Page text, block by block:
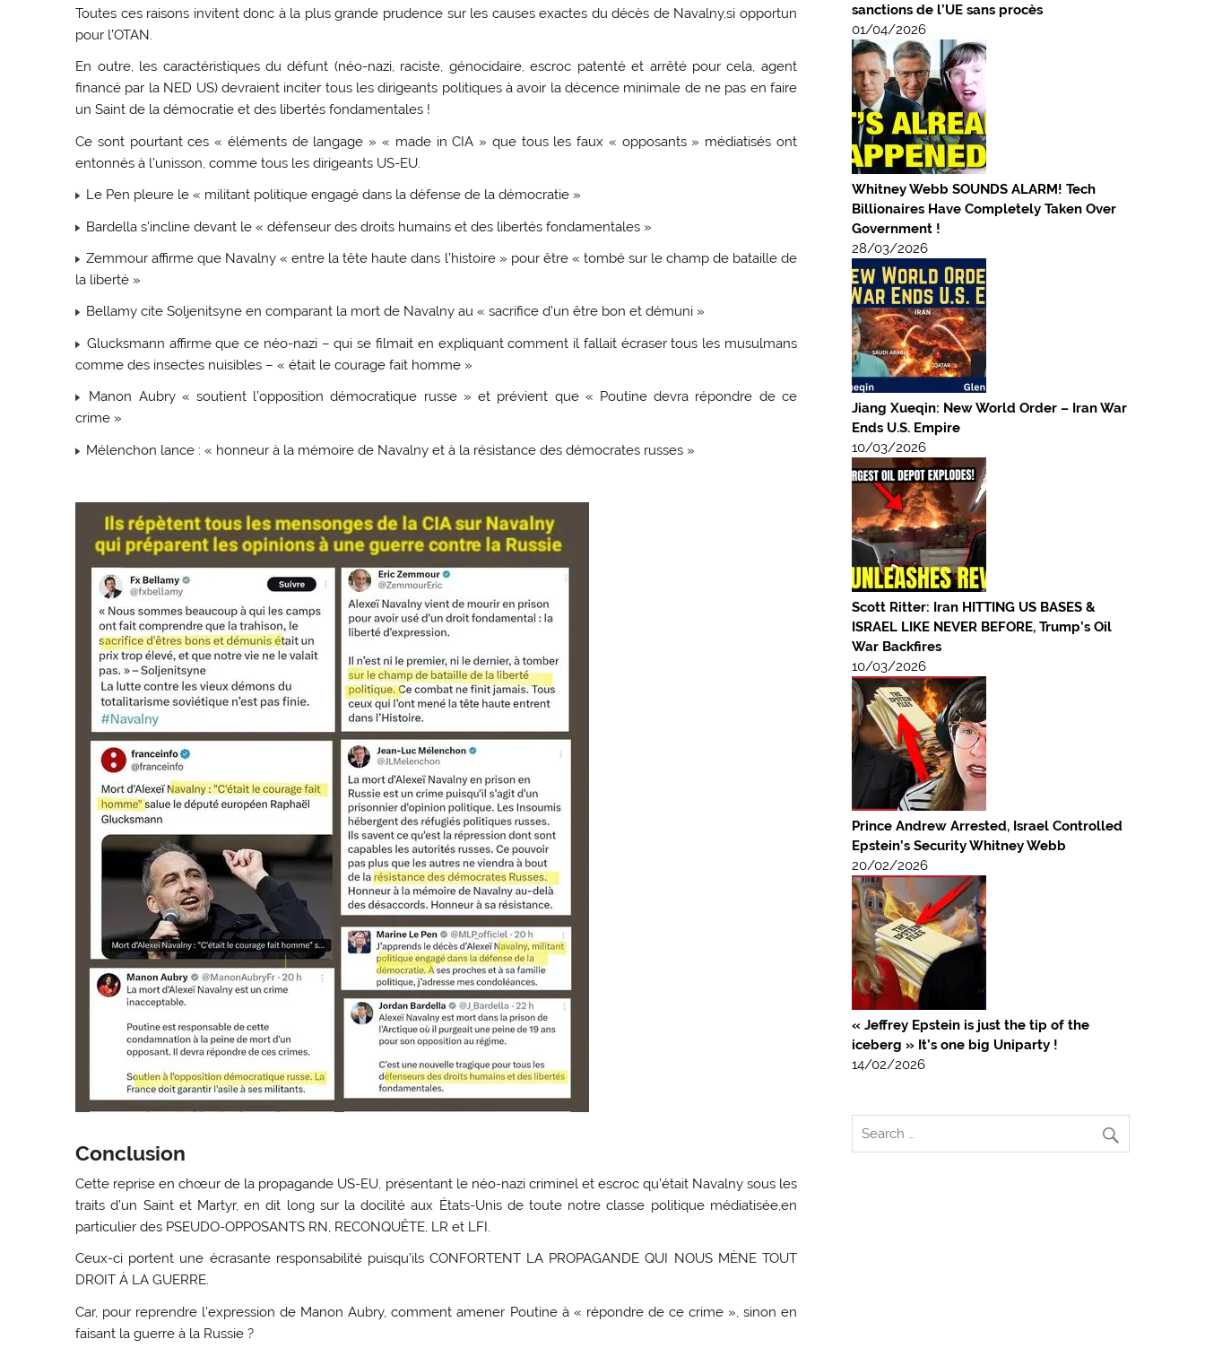
Toutes ces raisons invitent donc à la plus grande prudence sur les causes exactes du décès de Navalny,si opportun
pour l’OTAN.
En outre, les caractéristiques du défunt (néo-nazi, raciste, génocidaire, escroc patenté et arrêté pour cela, agent
financé par la NED US) devraient inciter tous les dirigeants politiques à avoir la décence minimale de ne pas en faire
un Saint de la démocratie et des libertés fondamentales !
Ce sont pourtant ces « éléments de langage » « made in CIA » que tous les faux « opposants » médiatisés ont
entonnés à l’unisson, comme tous les dirigeants US-EU.
Le Pen pleure le « militant politique engagé dans la défense de la démocratie »
Bardella s’incline devant le « défenseur des droits humains et des libertés fondamentales »
Zemmour affirme que Navalny « entre la tête haute dans l’histoire » pour être « tombé sur le champ de bataille de
la liberté »
Bellamy cite Soljenitsyne en comparant la mort de Navalny au « sacrifice d’un être bon et démuni »
Glucksmann affirme que ce néo-nazi – qui se filmait en expliquant comment il fallait écraser tous les musulmans
comme des insectes nuisibles – « était le courage fait homme »
Manon Aubry « soutient l’opposition démocratique russe » et prévient que « Poutine devra répondre de ce
crime »
Mélenchon lance : « honneur à la mémoire de Navalny et à la résistance des démocrates russes »
Conclusion
Cette reprise en chœur de la propagande US-EU, présentant le néo-nazi criminel et escroc qu’était Navalny sous les
traits d’un Saint et Martyr, en dit long sur la docilité aux États-Unis de toute notre classe politique médiatisée,en
particulier des PSEUDO-OPPOSANTS RN, RECONQUÊTE, LR et LFI.
Ceux-ci portent une écrasante responsabilité puisqu’ils CONFORTENT LA PROPAGANDE QUI NOUS MÈNE TOUT
DROIT À LA GUERRE.
Car, pour reprendre l’expression de Manon Aubry, comment amener Poutine à « répondre de ce crime », sinon en
faisant la guerre à la Russie ?
sanctions de l’UE sans procès
01/04/2026
Whitney Webb SOUNDS ALARM! Tech
Billionaires Have Completely Taken Over
Government !
28/03/2026
Jiang Xueqin: New World Order – Iran War
Ends U.S. Empire
10/03/2026
Scott Ritter: Iran HITTING US BASES &
ISRAEL LIKE NEVER BEFORE, Trump’s Oil
War Backfires
10/03/2026
Prince Andrew Arrested, Israel Controlled
Epstein’s Security Whitney Webb
20/02/2026
« Jeffrey Epstein is just the tip of the
iceberg » It’s one big Uniparty !
14/02/2026